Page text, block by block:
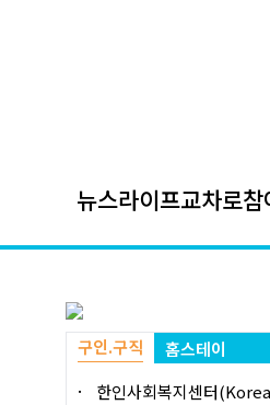
뉴스라이프교차로
구인.구직
홈스테이
한인사회복지센터